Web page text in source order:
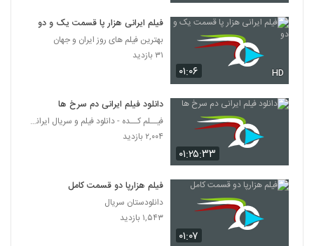
۰۱:۰۶ HD
فیلم ایرانی هزار پا قسمت یک و دو
بهترین فیلم های روز ایران و جهان
۳۱ بازدید
۰۱:۲۵:۳۳
دانلود فیلم ایرانی دم سرخ ها
فیــلم کــده - دانلود فیلم و سریال ایرانی (رایگان)
۲,۰۰۴ بازدید
۰۱:۰۷
فیلم هزارپا دو قسمت کامل
دانلودستان سریال
۱,۵۴۳ بازدید